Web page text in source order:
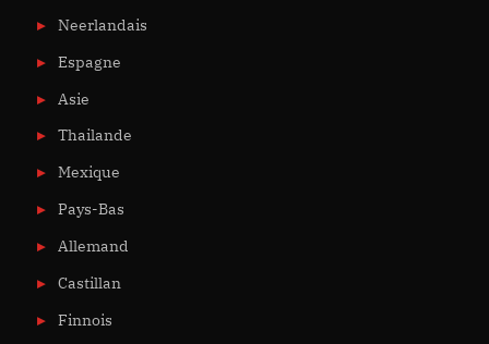
Neerlandais
Espagne
Asie
Thailande
Mexique
Pays-Bas
Allemand
Castillan
Finnois